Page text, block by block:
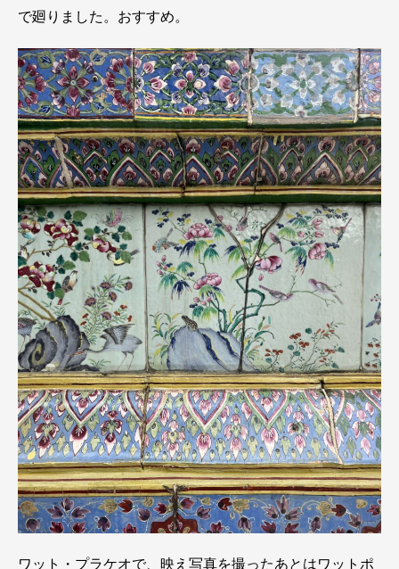
で廻りました。おすすめ。
ワット・プラケオで、映え写真を撮ったあとはワットポ